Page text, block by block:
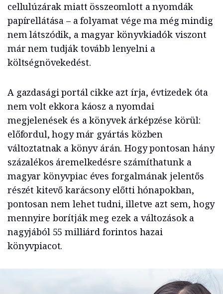
cellulúzárak miatt összeomlott a nyomdák
papírellátása – a folyamat vége ma még mindig
nem látszódik, a magyar könyvkiadók viszont
már nem tudják tovább lenyelni a
költségnövekedést.
A gazdasági portál cikke azt írja, évtizedek óta
nem volt ekkora káosz a nyomdai
megjelenések és a könyvek árképzése körül:
előfordul, hogy már gyártás közben
változtatnak a könyv árán. Hogy pontosan hány
százalékos áremelkedésre számíthatunk a
magyar könyvpiac éves forgalmának jelentős
részét kitevő karácsony előtti hónapokban,
pontosan nem lehet tudni, illetve azt sem, hogy
mennyire borítják meg ezek a változások a
nagyjából 55 milliárd forintos hazai
könyvpiacot.